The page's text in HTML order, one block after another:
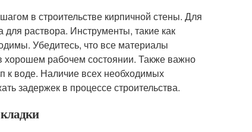
в строительстве кирпичной стены. Для
раствора. Инструменты, такие как
Убедитесь, что все материалы
хорошем рабочем состоянии. Также важно
к воде. Наличие всех необходимых
задержек в процессе строительства.